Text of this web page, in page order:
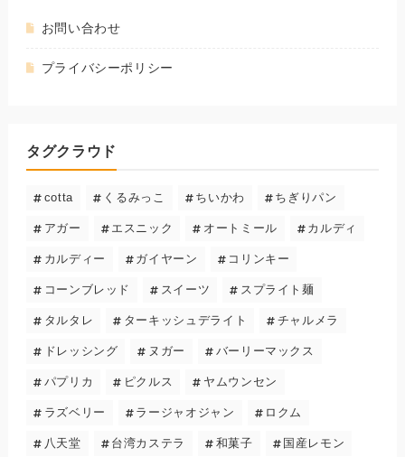
お問い合わせ
プライバシーポリシー
タグクラウド
cotta くるみっこ ちいかわ ちぎりパン
アガー エスニック オートミール カルディ
カルディー ガイヤーン コリンキー
コーンブレッド スイーツ スプライト麺
タルタレ ターキッシュデライト チャルメラ
ドレッシング ヌガー バーリーマックス
パプリカ ピクルス ヤムウンセン
ラズベリー ラージャオジャン ロクム
八天堂 台湾カステラ 和菓子 国産レモン